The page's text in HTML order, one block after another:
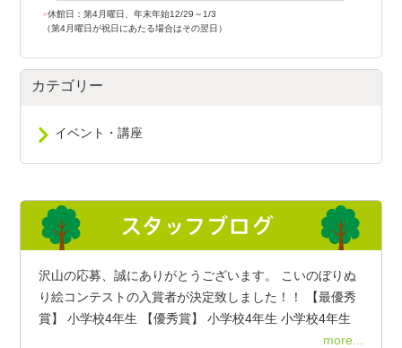
●休館日：第4月曜日、年末年始12/29～1/3
（第4月曜日が祝日にあたる場合はその翌日）
カテゴリー
イベント・講座
沢山の応募、誠にありがとうございます。 こいのぼりぬ
り絵コンテストの入賞者が決定致しました！！ 【最優秀
賞】 小学校4年生 【優秀賞】 小学校4年生 小学校4年生
more...